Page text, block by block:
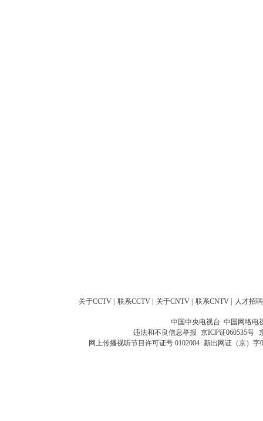
关于CCTV 联系CCTV 关于CNTV 联系CNTV 人才招聘
中国中央电视台 中国网络电
违法和不良信息举报 京ICP证060535号
网上传播视听节目许可证号 0102004 新出网证（京）